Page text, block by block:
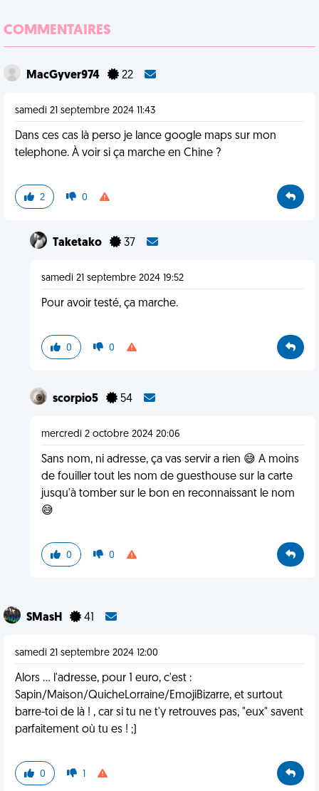
COMMENTAIRES
MacGyver974 22
samedi 21 septembre 2024 11:43
Dans ces cas là perso je lance google maps sur mon
telephone. À voir si ça marche en Chine ?
2 0
Taketako 37
samedi 21 septembre 2024 19:52
Pour avoir testé, ça marche.
0 0
scorpio5 54
mercredi 2 octobre 2024 20:06
Sans nom, ni adresse, ça vas servir a rien 😅 A moins
de fouiller tout les nom de guesthouse sur la carte
jusqu'à tomber sur le bon en reconnaissant le nom
😅
0 0
SMasH 41
samedi 21 septembre 2024 12:00
Alors ... l'adresse, pour 1 euro, c'est :
Sapin/Maison/QuicheLorraine/EmojiBizarre, et surtout
barre-toi de là ! , car si tu ne t'y retrouves pas, "eux" savent
parfaitement où tu es ! ;)
0 1